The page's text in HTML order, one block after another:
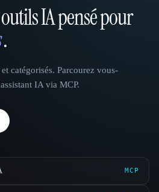
IA pensé pour
.
catégorisés. Parcourez vous-
IA via MCP.
MCP